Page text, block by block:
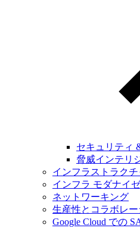
セキュリティ
脅威インテリ
インフラストラクチ
インフラ モダナイ
ネットワーキング
生産性とコラボレー
Google Cloud での